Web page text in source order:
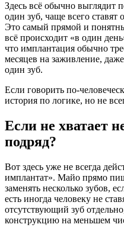
Здесь всё обычно выглядит
один зуб, чаще всего ставят
Это самый прямой и
всё происходит «в один
что имплантация обычно
месяцев на заживление,
один зуб.
Если говорить по-
история по логике, но не
Если не хватает
подряд?
Вот здесь уже не всегда
имплантат». Майо прямо
заменять несколько зубов,
есть иногда человеку не
отсутствующий зуб
конструкцию на меньшем